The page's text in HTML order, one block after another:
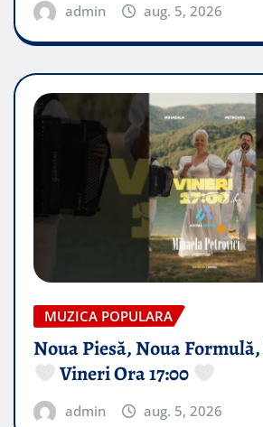
admin aug. 5, 2026
MUZICA POPULARA
Noua Piesă, Noua
Vineri Ora 17:00
admin aug. 5, 2026